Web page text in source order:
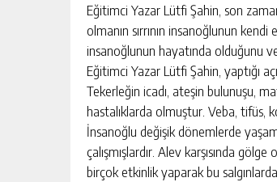
Eğitimci Yazar Lütfi Şahin, son
olmanın sırrının insanoğlunun
insanoğlunun hayatında olduğunu
Eğitimci Yazar Lütfi Şahin, yaptığı
Tekerleğin icadı, ateşin bulunuşu,
hastalıklarda olmuştur. Veba, tifüs,
İnsanoğlu değişik dönemlerde
çalışmışlardır. Alev karşısında
birçok etkinlik yaparak bu salgınlarda